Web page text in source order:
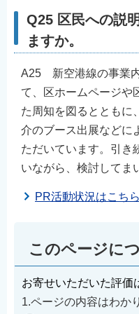
Q25 区民への説
ますか。
A25 新空港線の事業
て、区ホームページや
た周知を図るとともに
介のブース出展などに
ただいています。引き
いながら、検討してま
PR活動状況はこちら
このページに
お寄せいただいた評価
1.ページの内容はわか